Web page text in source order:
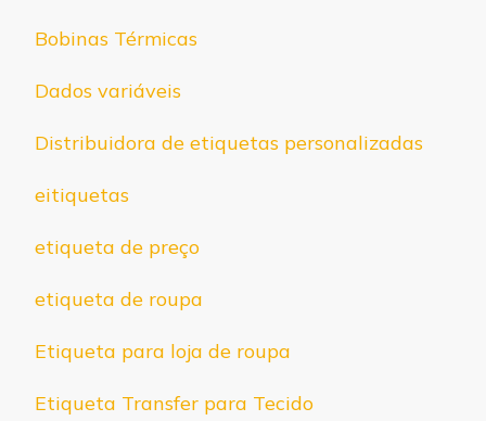
Bobinas Térmicas
Dados variáveis
Distribuidora de etiquetas personalizadas
eitiquetas
etiqueta de preço
etiqueta de roupa
Etiqueta para loja de roupa
Etiqueta Transfer para Tecido